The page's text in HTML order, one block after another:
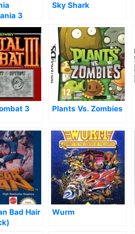
3
Sky Shark
3 Plants Vs. Zombies
Bad Hair
Wurm